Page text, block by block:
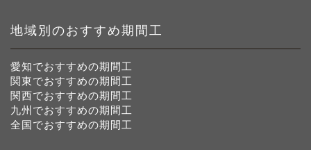
ー
地域別のおすすめ期間工
愛知でおすすめの期間工
関東でおすすめの期間工
関西でおすすめの期間工
九州でおすすめの期間工
全国でおすすめの期間工